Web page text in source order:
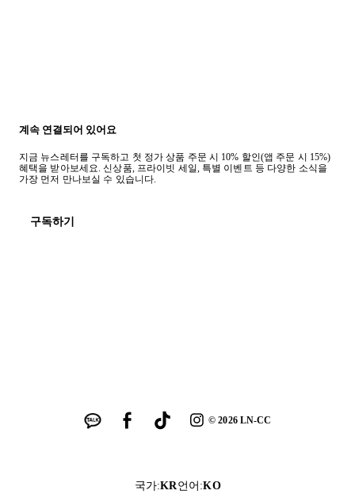
계속 연결되어 있어요
지금 뉴스레터를 구독하고 첫 정가 상품 주문 시 10% 할인(앱 주문 시 15%)
혜택을 받아보세요. 신상품, 프라이빗 세일, 특별 이벤트 등 다양한 소식을
가장 먼저 만나보실 수 있습니다.
구독하기
©2026LN-CC
국가:KR언어 :KO